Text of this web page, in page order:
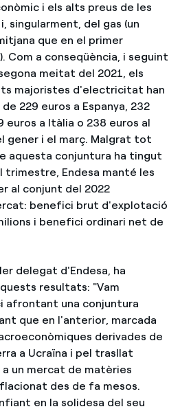
i els alts preus de les
singularment, del gas (un
que en el primer
Com a conseqüència, i seguint
meitat del 2021, els
majoristes d'electricitat han
229 euros a Espanya, 232
euros a Itàlia o 238 euros al
gener i el març. Malgrat tot
aquesta conjuntura ha tingut
trimestre, Endesa manté les
al conjunt del 2022
benefici brut d'explotació
i benefici ordinari net de
delegat d'Endesa, ha
resultats: "Vam
afrontant una conjuntura
que en l'anterior, marcada
derivades de
a Ucraïna i pel trasllat
un mercat de matèries
des de fa mesos.
en la solidesa del seu